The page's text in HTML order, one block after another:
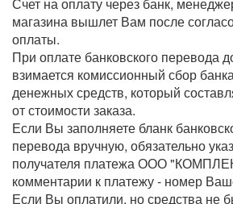
магазина вышлет Вам после
оплаты.
При оплате банковского перевода
взимается комиссионный сбор
денежных средств, который
от стоимости заказа.
Если Вы заполняете бланк
перевода вручную, обязательно
получателя платежа ООО
комментарии к платежу - номер
Если Вы оплатили, но средства не